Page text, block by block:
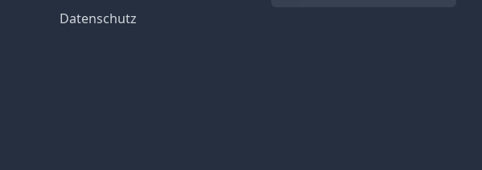
Datenschutz